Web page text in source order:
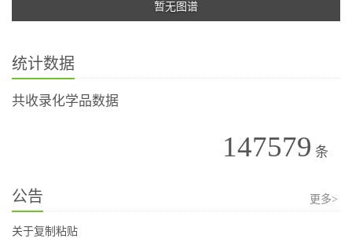
暂无图谱
统计数据
共收录化学品数据
147579 条
公告 更多>
关于复制粘贴